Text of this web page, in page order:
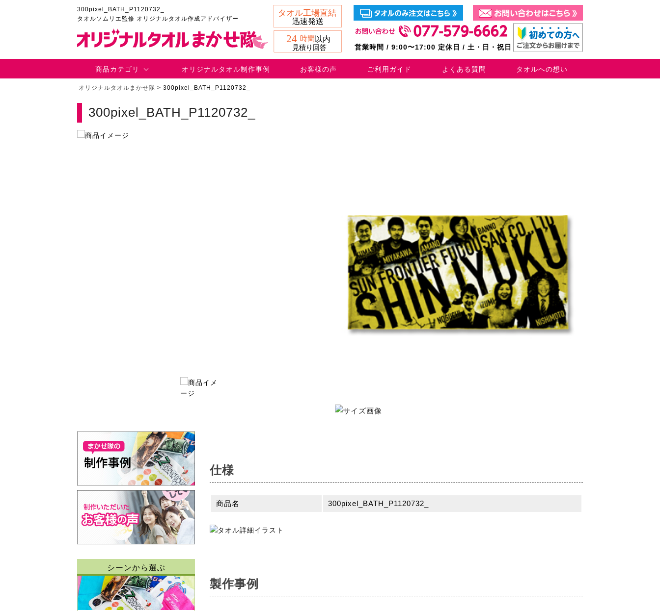
300pixel_BATH_P1120732_
タオルソムリエ監修 オリジナルタオル作成アドバイザー
営業時間 / 9:00〜17:00 定休日 / 土・日・祝日
商品カテゴリ オリジナルタオル制作事例 お客様の声 ご利用ガイド よくある質問 タオルへの想い
オリジナルタオルまかせ隊 > 300pixel_BATH_P1120732_
300pixel_BATH_P1120732_
シーンから選ぶ
仕様
商品名 300pixel_BATH_P1120732_
製作事例